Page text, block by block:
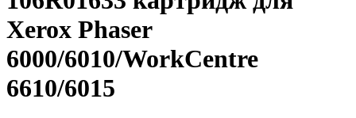
Xerox Phaser
6000/6010/WorkCentre
6610/6015